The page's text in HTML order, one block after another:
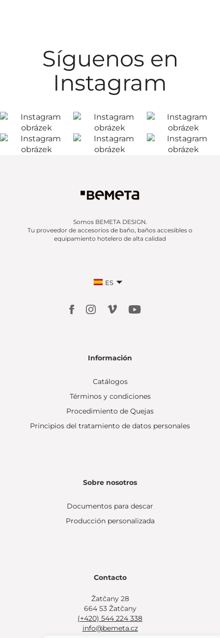
Síguenos en
Instagram
Somos BEMETA DESIGN.
Tu proveedor de accesorios de baño, baños accesibles o
equipamiento hotelero de alta calidad
ES
Información
Catálogos
Términos y condiciones
Procedimiento de Quejas
Principios del tratamiento de datos personales
Sobre nosotros
Documentos para descar
Producción personalizada
Contacto
Žatčany 28
664 53 Žatčany
(+420) 544 224 338
info@bemeta.cz